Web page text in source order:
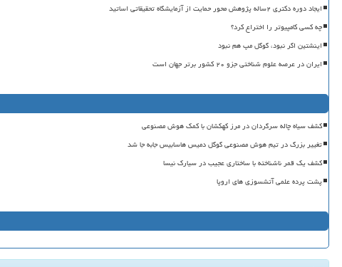
ایجاد دوره دکتری ۲ساله پژوهش محور حمایت از آزمایشگاه تحقیقاتی اساتید
چه کسی کامپیوتر را اختراع کرد؟
اینشتین اگر نبود، گوگل مپ هم نبود
ایران در عرصه علوم شناختی جزو ۲۰ کشور برتر جهان است
کشف سیاه چاله سرگردان در مرز کهکشان با کمک هوش مصنوعی
تغییر بزرگ در تیم هوش مصنوعی گوگل دمیس هاسابیس جابه جا شد
کشف یک قمر ناشناخته با ساختاری عجیب در سیارک نیسا
پشت پرده علمی آتشسوزی های اروپا